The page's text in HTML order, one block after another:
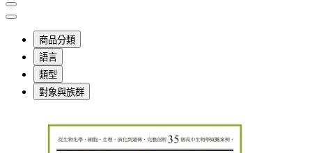
商品分類
語言
類型
對象與族群